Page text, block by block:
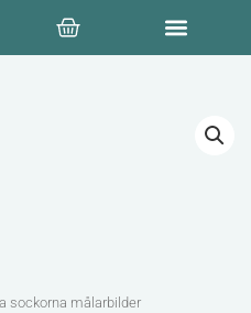
Varukorg
sockorna målarbilder